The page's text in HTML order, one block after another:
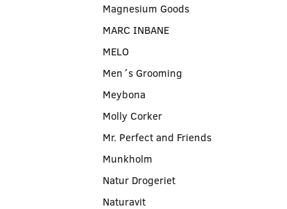
Magnesium Goods
MARC INBANE
MELO
Men´s Grooming
Meybona
Molly Corker
Mr. Perfect and Friends
Munkholm
Natur Drogeriet
Naturavit